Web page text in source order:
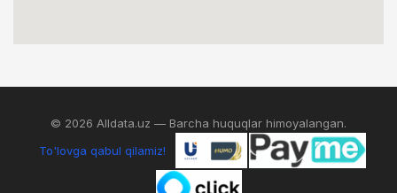
© 2026 Alldata.uz — Barcha huquqlar himoyalangan.
To'lovga qabul qilamiz!